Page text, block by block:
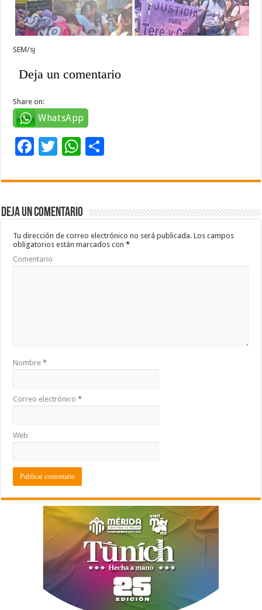
SEM/sj
Deja un comentario
Share on:
WhatsApp
F
e
b
o
o
k
T
tt
er
W
at
sA
p
p
m
ar
ti
Deja un comentario
Tu dirección de correo electrónico no será publicada. Los campos
obligatorios están marcados con*
Comentario
Nombre*
Correo electrónico*
Web